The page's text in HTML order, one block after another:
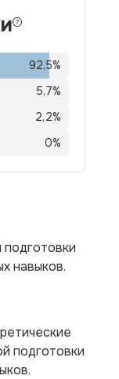
92,5%
5,7%
2,2%
0%
навыков.
подготовки